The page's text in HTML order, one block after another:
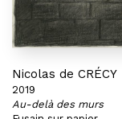
Nicolas de CRÉCY
2019
Au-delà des murs